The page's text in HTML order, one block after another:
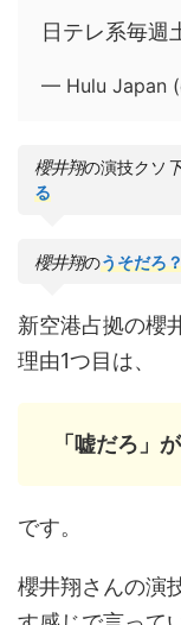
日テレ系毎週
— Hulu Japan
櫻井翔の演技クソ
る
櫻井翔のうそだろ
新空港占拠の櫻
理由1つ目は、
「嘘だろ」
です。
櫻井翔さんの演